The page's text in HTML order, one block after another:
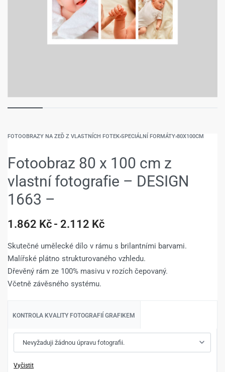
FOTOOBRAZY NA ZEĎ Z VLASTNÍCH FOTEK›SPECIÁLNÍ FORMÁTY›80X100CM
Fotoobraz 80 x 100 cm z
vlastní fotografie – DESIGN
1663 –
1.862 Kč 2.112 Kč
Skutečné umělecké dílo v rámu s brilantními barvami.
Malířské plátno strukturovaného vzhledu.
Dřevěný rám ze 100% masivu v rozích čepovaný.
Včetně závěsného systému.
KONTROLA KVALITY FOTOGRAFIÍ GRAFIKEM
Vyčistit